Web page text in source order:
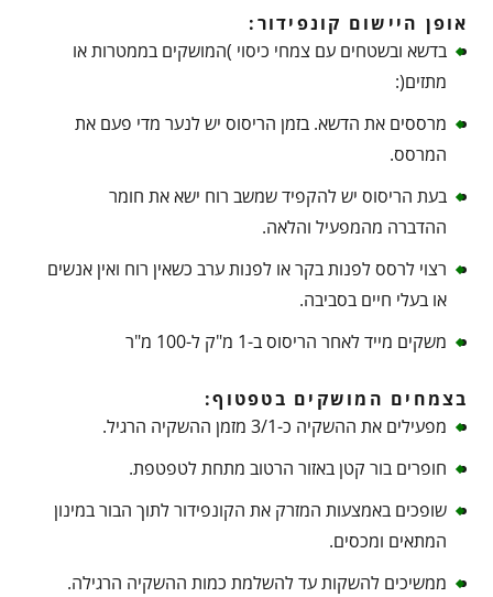
אופן היישום קונפידור:
בדשא ובשטחים עם צמחי כיסוי )המושקים בממטרות או
מתזים(:
מרססים את הדשא. בזמן הריסוס יש לנער מדי פעם את
המרסס.
בעת הריסוס יש להקפיד שמשב רוח ישא את חומר
ההדברה מהמפעיל והלאה.
רצוי לרסס לפנות בקר או לפנות ערב כשאין רוח ואין אנשים
או בעלי חיים בסביבה.
משקים מייד לאחר הריסוס ב-1 מ"ק ל-100 מ"ר
בצמחים המושקים בטפטוף:
מפעילים את ההשקיה כ-3/1 מזמן ההשקיה הרגיל.
חופרים בור קטן באזור הרטוב מתחת לטפטפת.
שופכים באמצעות המזרק את הקונפידור לתוך הבור במינון
המתאים ומכסים.
ממשיכים להשקות עד להשלמת כמות ההשקיה הרגילה.